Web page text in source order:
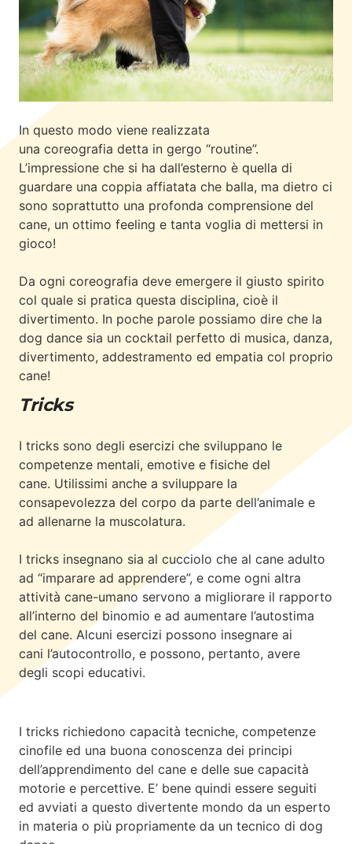
In questo modo viene realizzata
una coreografia detta in gergo “routine”.
L’impressione che si ha dall’esterno è quella di
guardare una coppia affiatata che balla, ma dietro ci
sono soprattutto una profonda comprensione del
cane, un ottimo feeling e tanta voglia di mettersi in
gioco!
Da ogni coreografia deve emergere il giusto spirito
col quale si pratica questa disciplina, cioè il
divertimento. In poche parole possiamo dire che la
dog dance sia un cocktail perfetto di musica, danza,
divertimento, addestramento ed empatia col proprio
cane!
Tricks
I tricks sono degli esercizi che sviluppano le
competenze mentali, emotive e fisiche del
cane. Utilissimi anche a sviluppare la
consapevolezza del corpo da parte dell’animale e
ad allenarne la muscolatura.
I tricks insegnano sia al cucciolo che al cane adulto
ad “imparare ad apprendere”, e come ogni altra
attività cane-umano servono a migliorare il rapporto
all’interno del binomio e ad aumentare l’autostima
del cane. Alcuni esercizi possono insegnare ai
cani l’autocontrollo, e possono, pertanto, avere
degli scopi educativi.
I tricks richiedono capacità tecniche, competenze
cinofile ed una buona conoscenza dei principi
dell’apprendimento del cane e delle sue capacità
motorie e percettive. E’ bene quindi essere seguiti
ed avviati a questo divertente mondo da un esperto
in materia o più propriamente da un tecnico di dog